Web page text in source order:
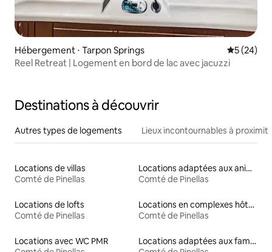
Hébergement ⋅ Tarpon Springs
5 (24)
Reel Retreat | Logement en bord de lac avec jacuzzi
Destinations à découvrir
Autres types de logements Lieux incontournables à
Locations de villas
Comté de Pinellas
Locations adaptées aux animaux
Comté de Pinellas
Locations de lofts
Comté de Pinellas
Locations en complexes hôteliers
Comté de Pinellas
Locations avec WC PMR
Locations adaptées aux familles